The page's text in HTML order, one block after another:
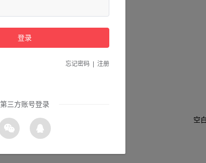
登录
忘记密码 注册
第三方账号登录